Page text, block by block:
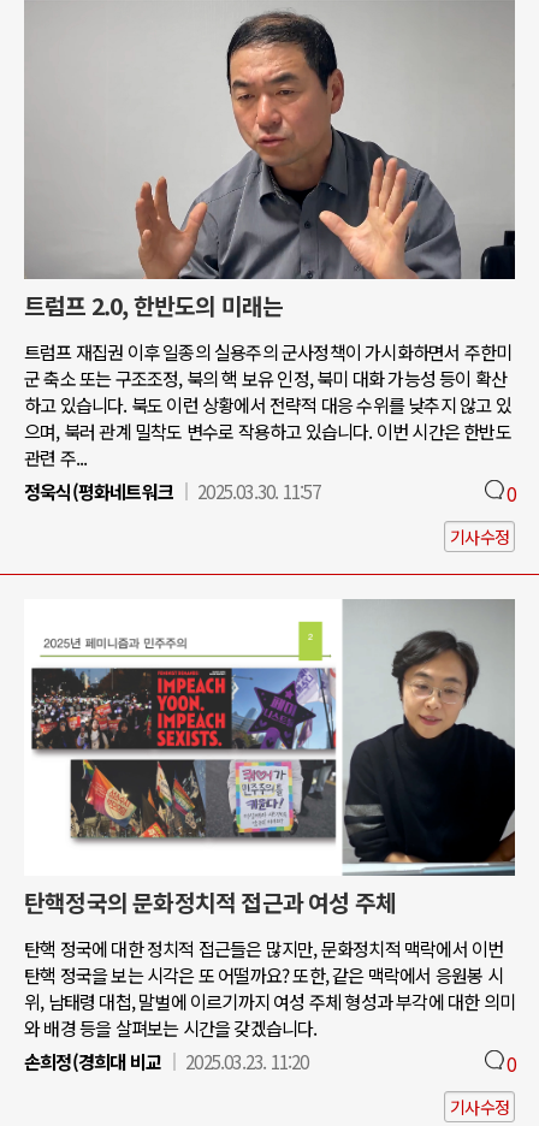
트럼프 2.0, 한반도의 미래는
트럼프 재집권 이후 일종의 실용주의 군사정책이 가시화하면서 주한미
군 축소 또는 구조조정, 북의 핵 보유 인정, 북미 대화 가능성 등이 확산
하고 있습니다. 북도 이런 상황에서 전략적 대응 수위를 낮추지 않고 있
으며, 북러 관계 밀착도 변수로 작용하고 있습니다. 이번 시간은 한반도
관련 주...
정욱식(평화네트워크
2025.03.30. 11:57 0
기사수정
탄핵정국의 문화정치적 접근과 여성 주체
탄핵 정국에 대한 정치적 접근들은 많지만, 문화정치적 맥락에서 이번
탄핵 정국을 보는 시각은 또 어떨까요? 또한, 같은 맥락에서 응원봉 시
위, 남태령 대첩, 말벌에 이르기까지 여성 주체 형성과 부각에 대한 의미
와 배경 등을 살펴보는 시간을 갖겠습니다.
손희정(경희대 비교
2025.03.23. 11:20 0
기사수정